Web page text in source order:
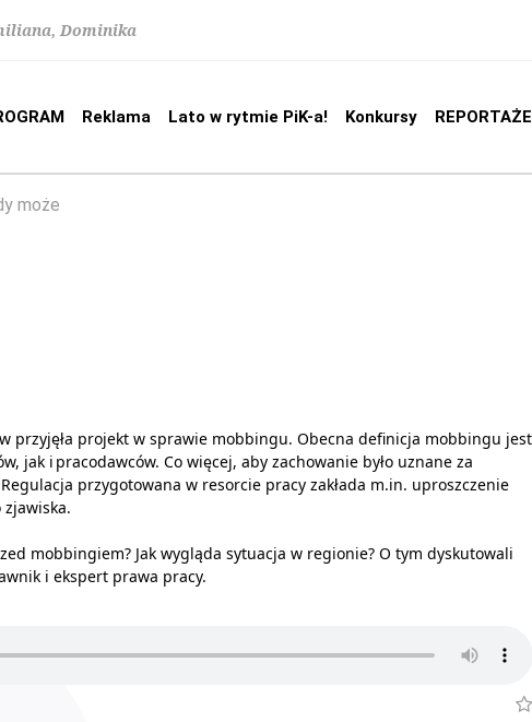
Dominika
Reklama Lato w rytmie PiK-a! Konkursy REPORTAŻE
może
przyjęła projekt w sprawie mobbingu. Obecna definicja mobbingu jest
jak i pracodawców. Co więcej, aby zachowanie było uznane za
przygotowana w resorcie pracy zakłada m.in. uproszczenie
mobbingiem? Jak wygląda sytuacja w regionie? O tym dyskutowali
i ekspert prawa pracy.